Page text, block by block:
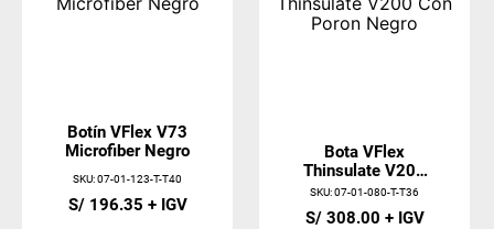
Botín VFlex V73
Microfiber Negro
SKU:07-01-123-T-T40
S/ 196.35
Bota VFlex
Thinsulate V200
Con Poron Negro
SKU:07-01-080-T-T36
S/ 308.00